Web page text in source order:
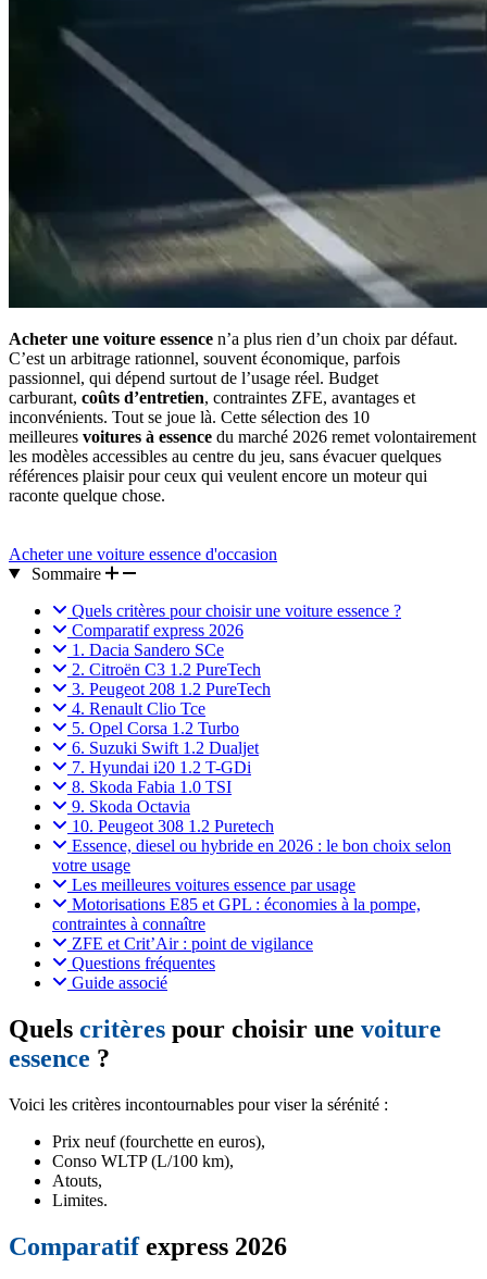
Acheter une voiture essence n’a plus rien d’un choix par défaut.
C’est un arbitrage rationnel, souvent économique, parfois
passionnel, qui dépend surtout de l’usage réel. Budget
carburant, coûts d’entretien, contraintes ZFE, avantages et
inconvénients. Tout se joue là. Cette sélection des 10
meilleures voitures à essence du marché 2026 remet volontairement
les modèles accessibles au centre du jeu, sans évacuer quelques
références plaisir pour ceux qui veulent encore un moteur qui
raconte quelque chose.
Acheter une voiture essence d'occasion
Sommaire
Quels critères pour choisir une voiture essence ?
Comparatif express 2026
1. Dacia Sandero SCe
2. Citroën C3 1.2 PureTech
3. Peugeot 208 1.2 PureTech
4. Renault Clio Tce
5. Opel Corsa 1.2 Turbo
6. Suzuki Swift 1.2 Dualjet
7. Hyundai i20 1.2 T-GDi
8. Skoda Fabia 1.0 TSI
9. Skoda Octavia
10. Peugeot 308 1.2 Puretech
Essence, diesel ou hybride en 2026 : le bon choix selon
votre usage
Les meilleures voitures essence par usage
Motorisations E85 et GPL : économies à la pompe,
contraintes à connaître
ZFE et Crit’Air : point de vigilance
Questions fréquentes
Guide associé
Quels critères pour choisir une voiture
essence ?
Voici les critères incontournables pour viser la sérénité :
Prix neuf (fourchette en euros),
Conso WLTP (L/100 km),
Atouts,
Limites.
Comparatifexpress 2026